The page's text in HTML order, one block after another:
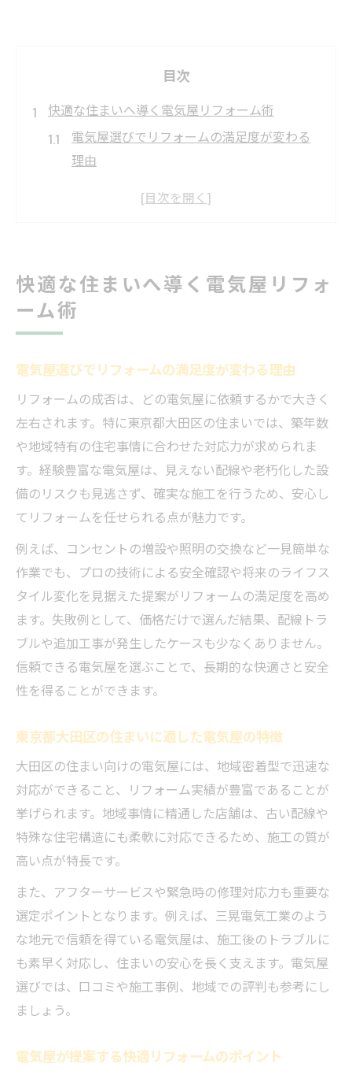
目次
快適な住まいへ導く電気屋リフォーム術
電気屋選びでリフォームの満足度が変わる
理由
電気屋リフォームで失敗しない事前準備の
コツ
暮らしを変える電気屋のリフォーム事例集
電気屋による最新リフォーム事例を徹底紹
介
東京都大田区で実現した電気屋施工の成功
例
コンセント増設のビフォーアフター体験談
照明リフォームで生活が快適になった実例
電気屋の工夫が光る省エネリフォーム事例
コンセント増設なら電気屋リフォームが安心
電気屋が提案する安心のコンセント増設術
リフォームで増やすべきコンセントの最適
箇所
電気屋リフォームで配線トラブルを防ぐ方
法
暮らしやすさ向上へ電気屋の増設サポート
介
リフォームで叶う安心安全な住まい作り
電気屋が守る住まいの安全と安心の秘訣
リフォームで実現する電気屋の防犯対策
電気屋リフォームで配線の劣化を解消する
電気屋が提案する漏電防止の工事ポイント
東京都大田区で高まる電気屋の安全技術
古い家の電気トラブル解決に強い方法とは
電気屋が解決する古い家の配線トラブル
老朽化した住まいは電気屋で安全確保を
快適な住まいへ導く電気屋リフォ
ーム術
電気屋選びでリフォームの満足度が変わる理由
リフォームの成否は、どの電気屋に依頼するかで大きく
左右されます。特に東京都大田区の住まいでは、築年数
や地域特有の住宅事情に合わせた対応力が求められま
す。経験豊富な電気屋は、見えない配線や老朽化した設
備のリスクも見逃さず、確実な施工を行うため、安心し
てリフォームを任せられる点が魅力です。
例えば、コンセントの増設や照明の交換など一見簡単な
作業でも、プロの技術による安全確認や将来のライフス
タイル変化を見据えた提案がリフォームの満足度を高め
ます。失敗例として、価格だけで選んだ結果、配線トラ
ブルや追加工事が発生したケースも少なくありません。
信頼できる電気屋を選ぶことで、長期的な快適さと安全
性を得ることができます。
東京都大田区の住まいに適した電気屋の特徴
大田区の住まい向けの電気屋には、地域密着型で迅速な
対応ができること、リフォーム実績が豊富であることが
挙げられます。地域事情に精通した店舗は、古い配線や
特殊な住宅構造にも柔軟に対応できるため、施工の質が
高い点が特長です。
また、アフターサービスや緊急時の修理対応力も重要な
選定ポイントとなります。例えば、三晃電気工業のよう
な地元で信頼を得ている電気屋は、施工後のトラブルに
も素早く対応し、住まいの安心を長く支えます。電気屋
選びでは、口コミや施工事例、地域での評判も参考にし
ましょう。
電気屋が提案する快適リフォームのポイント